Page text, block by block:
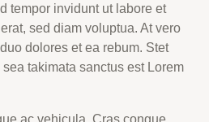
tempor invidunt ut labore et
sed diam voluptua. At vero
dolores et ea rebum. Stet
takimata sanctus est Lorem
ac vehicula. Cras congue